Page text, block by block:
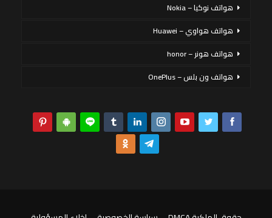
هواتف نوكيا – Nokia
هواتف هواوي – Huawei
هواتف هونر – honor
هواتف ون بلس – OnePlus